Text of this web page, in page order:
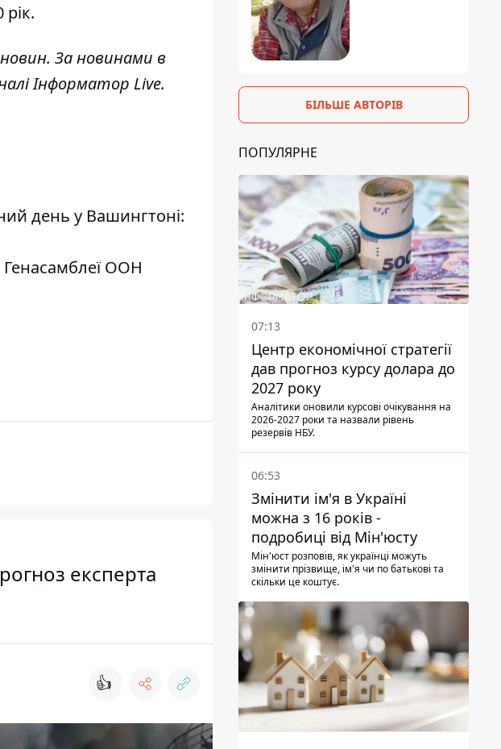
За новинами в
Інформатор Live.
день у Вашингтоні:
ООН
експерта
👍
БІЛЬШЕ АВТОРІВ
ПОПУЛЯРНЕ
07:13
Центр економічної стратегії
дав прогноз курсу долара до
2027 року
Аналітики оновили курсові очікування на
2026-2027 роки та назвали рівень
резервів НБУ.
06:53
Змінити ім'я в Україні
можна з 16 років -
подробиці від Мін'юсту
Мін'юст розповів, як українці можуть
змінити прізвище, ім'я чи по батькові та
скільки це коштує.